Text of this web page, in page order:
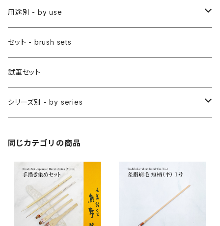
アニメ用平筆
彩色筆 / SAISHIKI (color)
面相筆 / MENSO (line,detail)
削用筆 / SAKUYO (all-purpose)
隈取筆 / KUMADORI (blur,color)
長流 / CHORYU (ink draw)
山馬筆 / SANBA (ink,rough line)
ローケツ筆 / ROUKETSU (batik)
日本画用絵刷毛
アニメ用絵刷毛
スリ込刷毛 / SURIKOMIBAKE (stencil)
差指刷毛 / SASHIBAKE (silk dyeing)
梵字筆 / BONJI-FUDE (sanskrit)
料理用刷毛 / RYORIBAKE(kitchen)
竹刷毛 / TAKEBAKE
横刷毛
小筆
仮名用
禅シリーズ
用途別 - by use
日本画 - japanese-style painting
水墨画 - japanese ink paint/sumie
アニメ背景美術 - anime background art
アニメ水張り・ぼかし・グラデーション
アニメ特定用途描き・特殊
絵手紙 - picture letter
カリグラフィー - calligraphy
陶芸 - ceramics
セット - brush sets
試筆セット
シリーズ別 - by series
同じカテゴリの商品